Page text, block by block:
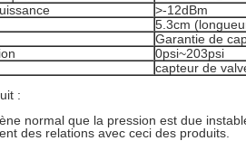
>-12dBm
5.3cm
Garantie de
0psi~203psi
capteur de
:
normal que la pression est due
des relations avec ceci des produits.